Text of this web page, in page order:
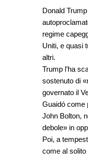
Donald
regime
Uniti, e quasi
altri.
Trump l’ha
sostenuto di
governato il
Guaidó come
John Bolton,
debole» in
Poi, a
come al solito